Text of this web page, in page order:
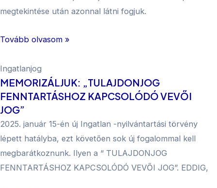
megtekintése után azonnal látni fogjuk.
Tovább olvasom »
Ingatlanjog
MEMORIZÁLJUK: „TULAJDONJOG
FENNTARTÁSHOZ KAPCSOLÓDÓ VEVŐI
JOG”
2025. január 15-én új Ingatlan -nyilvántartási törvény
lépett hatályba, ezt követően sok új fogalommal kell
megbarátkoznunk. Ilyen a “ TULAJDONJOG
FENNTARTÁSHOZ KAPCSOLÓDÓ VEVŐI JOG”. EDDIG,